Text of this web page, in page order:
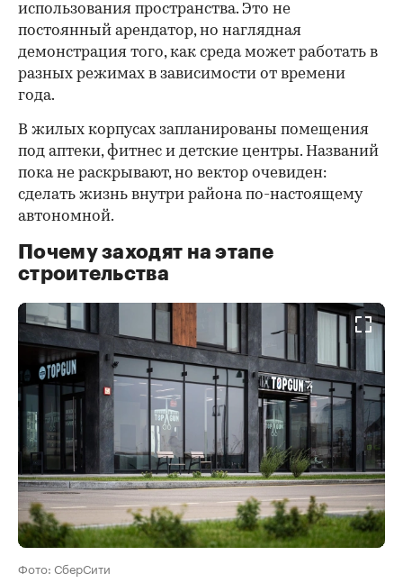
использования пространства. Это не
постоянный арендатор, но наглядная
демонстрация того, как среда может работать в
разных режимах в зависимости от времени
года.
В жилых корпусах запланированы помещения
под аптеки, фитнес и детские центры. Названий
пока не раскрывают, но вектор очевиден:
сделать жизнь внутри района по-настоящему
автономной.
Почему заходят на этапе
строительства
Фото: СберСити